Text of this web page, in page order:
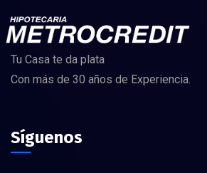
Tu Casa te da plata
Con más de 30 años de Experiencia.
Síguenos